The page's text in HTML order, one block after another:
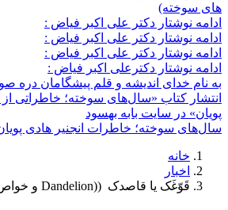
های سوخته)
ادامه نوشتار دکتر علی اکبر فیاض :
ادامه نوشتار دکتر علی اکبر فیاض :
ادامه نوشتار دکتر علی اکبر فیاض :
ادامه نوشتار دکترعلی اکبر فیاض :
به نام خدای اندیشه و قلم پیشگامان دره
انتشار کتاب «سال‌های سوخته؛ خاطراتی از
پویان» در سایت بابه بهسود
سال‌های سوخته؛ خاطرات انجنیر هادی
خانه
اخبار
قَوّغَک یا قاصدک ((Dandelion و خواص دوایی آن